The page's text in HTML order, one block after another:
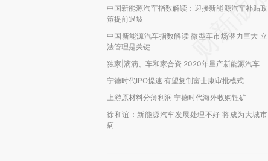
中国新能源汽车指数解读：迎接新能源汽车补贴政
策提前退坡
中国新能源汽车指数解读 微型车市场潜力巨大 立
法管理是关键
独家|滴滴、车和家合资 2020年量产新能源汽车
宁德时代IPO提速 有望复制富士康审批模式
上游原材料分薄利润 宁德时代海外收购锂矿
徐和谊：新能源汽车发展处理不好 将成为大城市
病